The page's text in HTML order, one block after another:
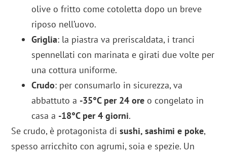
olive o fritto come cotoletta dopo un breve
riposo nell’uovo.
Griglia: la piastra va preriscaldata, i tranci
spennellati con marinata e girati due volte per
una cottura uniforme.
Crudo: per consumarlo in sicurezza, va
abbattuto a -35°C per 24 ore o congelato in
casa a -18°C per 4 giorni.
Se crudo, è protagonista disushi, sashimi e poke,
spesso arricchito con agrumi, soia e spezie. Un